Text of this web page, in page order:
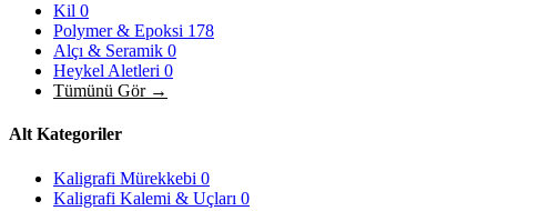
Kil 0
Polymer & Epoksi 178
Alçı & Seramik 0
Heykel Aletleri 0
Tümünü Gör →
Alt Kategoriler
Kaligrafi Mürekkebi 0
Kaligrafi Kalemi & Uçları 0